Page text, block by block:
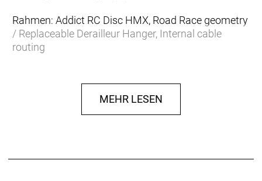
Rahmen: Addict RC Disc HMX, Road Race geometry
/ Replaceable Derailleur Hanger, Internal cable
routing
Schaltwerk: SRAM FORCE eTap AXS, 24 Speed
Electronic Shift System
Schalthebel: SRAM FORCE eTap AXS HRD Shift-
MEHR LESEN